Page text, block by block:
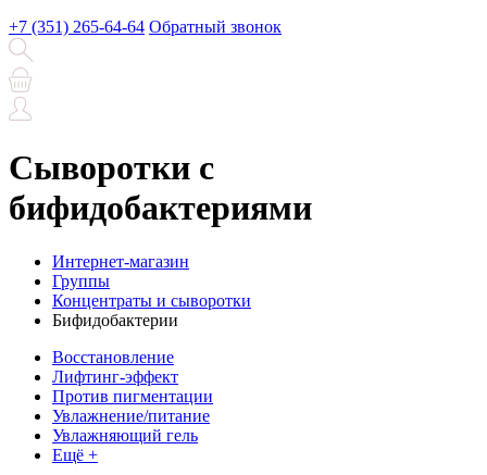
+7 (351) 265-64-64 Обратный звонок
Сыворотки с
бифидобактериями
Интернет-магазин
Группы
Концентраты и сыворотки
Бифидобактерии
Восстановление
Лифтинг-эффект
Против пигментации
Увлажнение/питание
Увлажняющий гель
Ещё +